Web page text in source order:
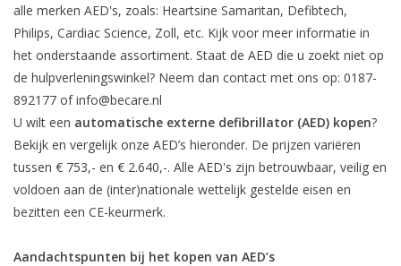
Trainingen
alle merken AED's, zoals: Heartsine Samaritan, Defibtech,
Philips, Cardiac Science, Zoll, etc. Kijk voor meer informatie in
het onderstaande assortiment. Staat de AED die u zoekt niet op
de hulpverleningswinkel? Neem dan contact met ons op: 0187-
892177 ofinfo@becare.nl
U wilt een automatische externe defibrillator (AED) kopen?
Bekijk en vergelijk onze AED’s hieronder. De prijzen variëren
tussen € 753,- en € 2.640,-. Alle AED's zijn betrouwbaar, veilig en
voldoen aan de (inter)nationale wettelijk gestelde eisen en
bezitten een CE-keurmerk.
Aandachtspunten bij het kopen van AED’s